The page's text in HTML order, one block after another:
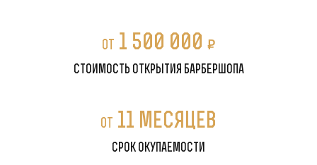
от 1 500 000 P
стоимость открытия барбершопа
от 11 месяцев
срок окупаемости